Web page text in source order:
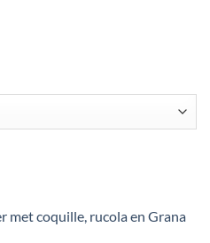
met coquille, rucola en Grana